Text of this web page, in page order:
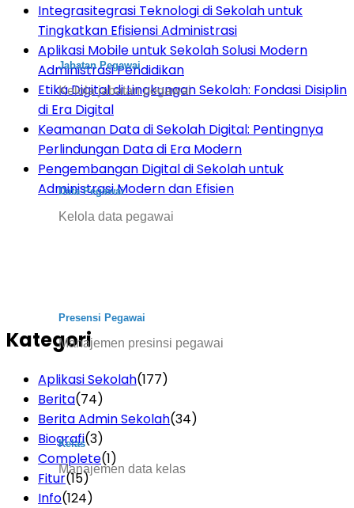
Jabatan Pegawai
Kelola jabatan pegawai
Data Pegawai
Kelola data pegawai
Presensi Pegawai
Manajemen presinsi pegawai
Kelas
Manajemen data kelas
Integrasitegrasi Teknologi di Sekolah untuk
Tingkatkan Efisiensi Administrasi
Aplikasi Mobile untuk Sekolah Solusi Modern
Administrasi Pendidikan
Etika Digital di Lingkungan Sekolah: Fondasi Disiplin
di Era Digital
Keamanan Data di Sekolah Digital: Pentingnya
Perlindungan Data di Era Modern
Pengembangan Digital di Sekolah untuk
Administrasi Modern dan Efisien
Kategori
Aplikasi Sekolah(177)
Berita(74)
Berita Admin Sekolah(34)
Biografi(3)
Complete(1)
Fitur(15)
Info(124)